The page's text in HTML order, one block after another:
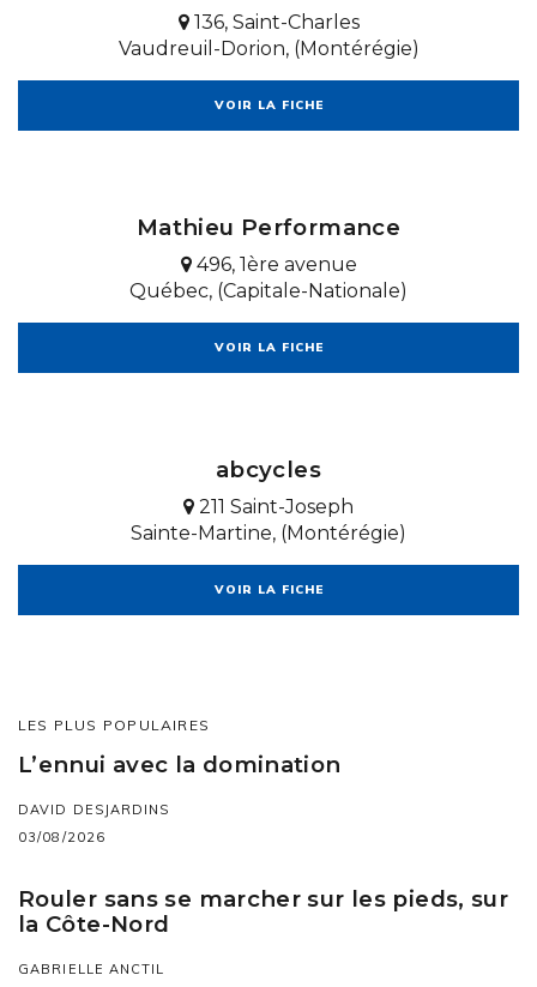
136, Saint-Charles
Vaudreuil-Dorion, (Montérégie)
VOIR LA FICHE
Mathieu Performance
496, 1ère avenue
Québec, (Capitale-Nationale)
VOIR LA FICHE
abcycles
211 Saint-Joseph
Sainte-Martine, (Montérégie)
VOIR LA FICHE
LES PLUS POPULAIRES
L’ennui avec la domination
DAVID DESJARDINS
03/08/2026
Rouler sans se marcher sur les pieds, sur
la Côte-Nord
GABRIELLE ANCTIL